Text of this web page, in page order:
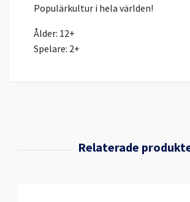
Populärkultur i hela världen!
Ålder: 12+
Spelare: 2+